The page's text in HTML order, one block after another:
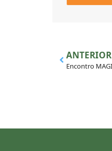
ANTERIOR